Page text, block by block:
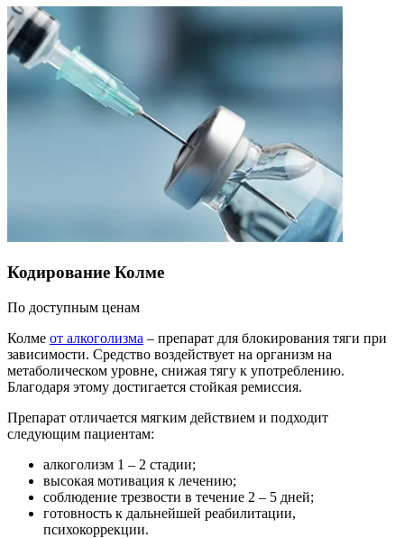
Кодирование Колме
По доступным ценам
Колме от алкоголизма – препарат для блокирования тяги при
зависимости. Средство воздействует на организм на
метаболическом уровне, снижая тягу к употреблению.
Благодаря этому достигается стойкая ремиссия.
Препарат отличается мягким действием и подходит
следующим пациентам:
алкоголизм 1 – 2 стадии;
высокая мотивация к лечению;
соблюдение трезвости в течение 2 – 5 дней;
готовность к дальнейшей реабилитации,
психокоррекции.